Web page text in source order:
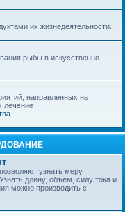
их жизнедеятельности.
рыбы в искусственно
направленных на
лечение
узнать меру
длину, объем, силу тока и
можно производить с